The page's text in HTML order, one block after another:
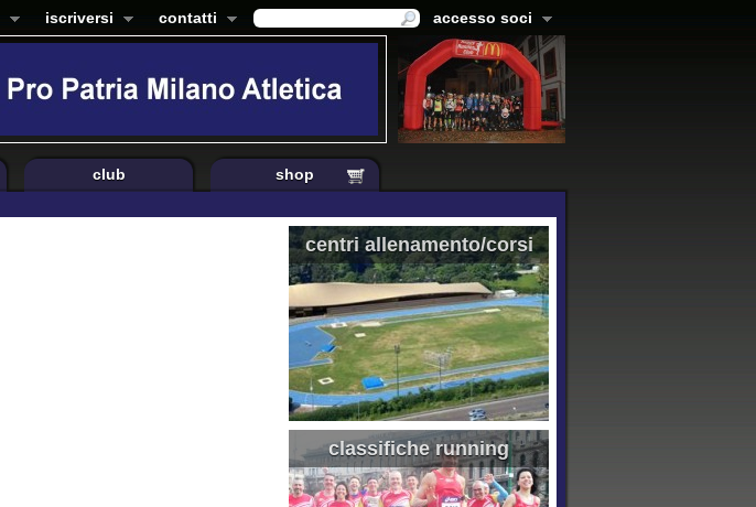
iscriversi contatti accesso soci
club shop
centri allenamento/corsi
classifiche running